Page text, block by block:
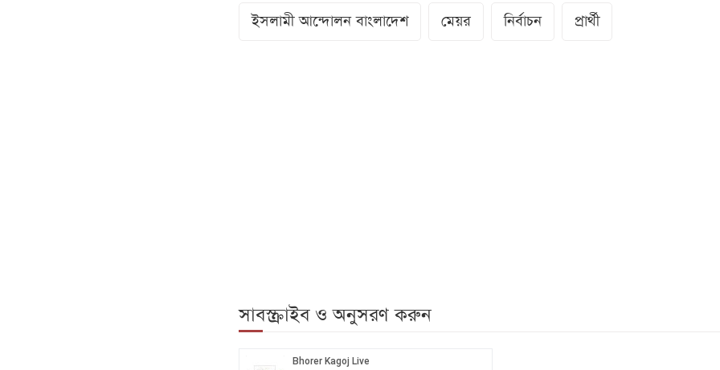
ইসলামী আন্দোলন বাংলাদেশ মেয়র নির্বাচন প্রার্থী
সাবস্ক্রাইব ও অনুসরণ করুন